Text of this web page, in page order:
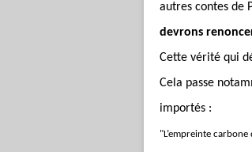
autres contes de
devrons
Cette vérité qui
Cela passe
importés :
"L’empreinte